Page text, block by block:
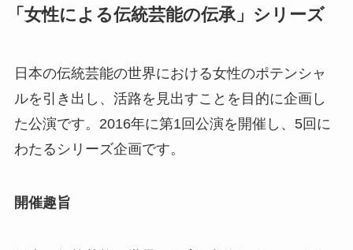
「女性による伝統芸能の伝承」シリーズ
日本の伝統芸能の世界における女性のポテンシャ
ルを引き出し、活路を見出すことを目的に企画し
た公演です。2016年に第1回公演を開催し、5回に
わたるシリーズ企画です。
開催趣旨